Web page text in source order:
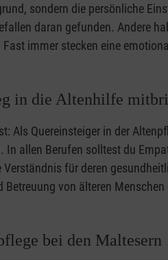
sondern die persönliche
daran gefunden. Andere
immer stecken eine
in die Altenhilfe
Als Quereinsteiger in der
allen Berufen solltest du
für deren
von älteren Menschen
bei den Maltesern